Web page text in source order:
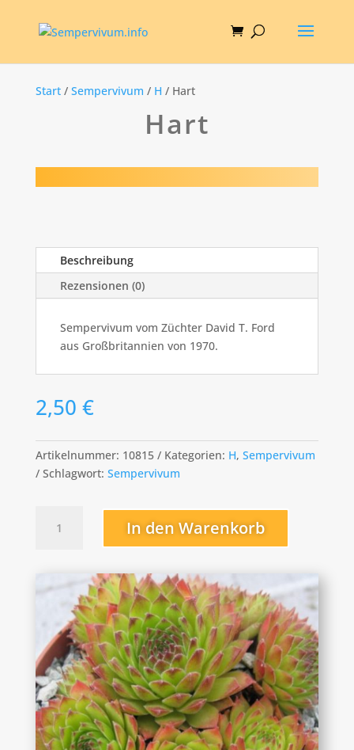
Start/ Sempervivum / H / Hart
Hart
Beschreibung
Rezensionen (0)
Sempervivum vom Züchter David T. Ford
aus Großbritannien von 1970.
2,50 €
Artikelnummer: 10815 Kategorien: H, Sempervivum
Schlagwort: Sempervivum
Menge
In den Warenkorb